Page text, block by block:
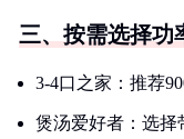
三、按需选择功
3-4口之家：推荐
煲汤爱好者：选择